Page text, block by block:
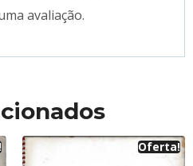
avaliação.
Oferta!